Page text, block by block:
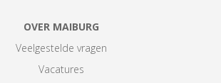
OVER MAIBURG
Veelgestelde vragen
Vacatures